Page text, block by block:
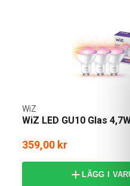
WiZ LED GU10 Glas
WiZ
359,00 kr
LÄGG I